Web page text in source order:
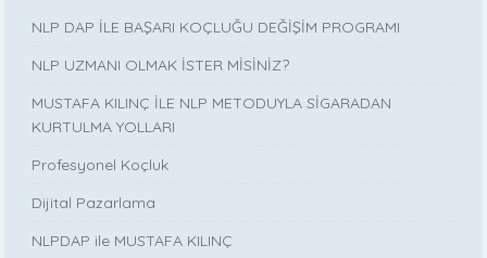
NLP DAP İLE BAŞARI KOÇLUĞU DEĞİŞİM PROGRAMI
NLP UZMANI OLMAK İSTER MİSİNİZ?
MUSTAFA KILINÇ İLE NLP METODUYLA SİGARADAN
KURTULMA YOLLARI
Profesyonel Koçluk
Dijital Pazarlama
NLPDAP ile MUSTAFA KILINÇ